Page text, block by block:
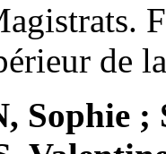
de
Sophie